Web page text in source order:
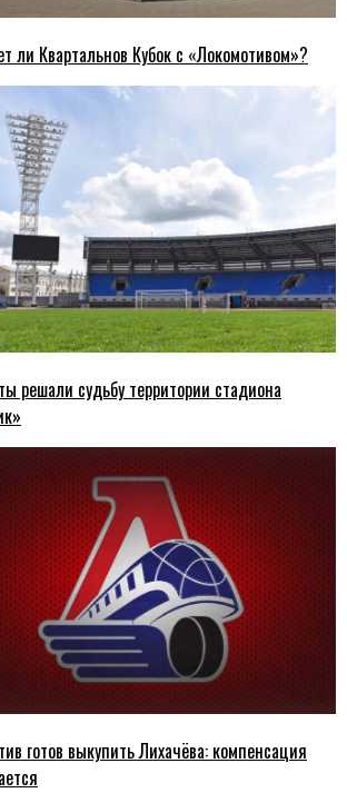
ли Квартальнов Кубок с «Локомотивом»?
решали судьбу территории стадиона
готов выкупить Лихачёва: компенсация